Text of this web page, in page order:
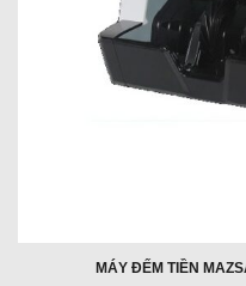
MÁY ĐẾM TIỀN